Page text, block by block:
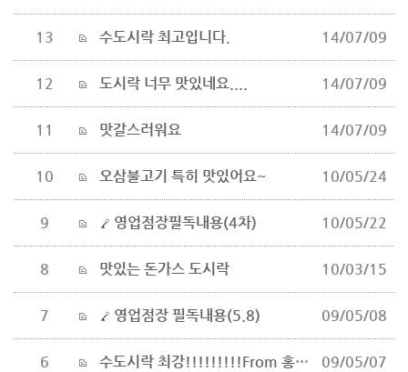
13 수도시락 최고입니다. 14/07/09
12 도시락 너무 맛있네요.... 14/07/09
11 맛갈스러워요 14/07/09
10 오삼불고기 특히 맛있어요~ 10/05/24
9 영업점장필독내용(4차) 10/05/22
8 맛있는 돈가스 도시락 10/03/15
7 영업점장 필독내용(5.8) 09/05/08
6 수도시락 최강!!!!!!!!!From 홍익대학생 09/05/07